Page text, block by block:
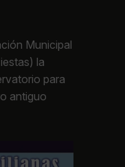
Municipal
la
para
antiguo